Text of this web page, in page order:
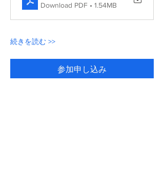
Download PDF • 1.54MB
続きを読む >>
参加申し込み